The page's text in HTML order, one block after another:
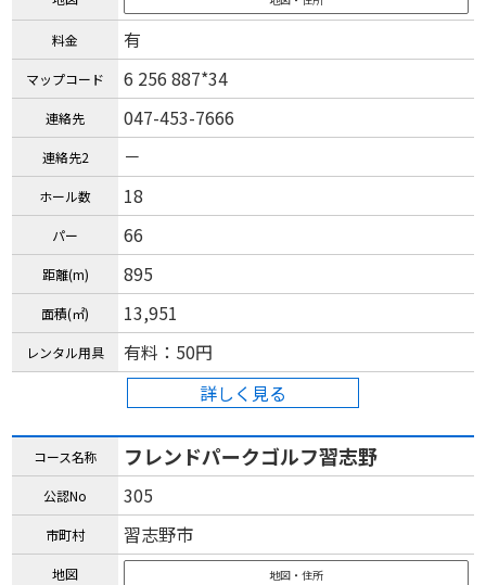
料金 有
マップコード 6 256 887*34
連絡先 047-453-7666
連絡先2 －
ホール数 18
パー 66
距離(m) 895
面積(㎡) 13,951
レンタル用具
有料：50円
詳しく見る
コース名称 フレンドパークゴルフ習志野
公認No 305
市町村 習志野市
地図 地図・住所